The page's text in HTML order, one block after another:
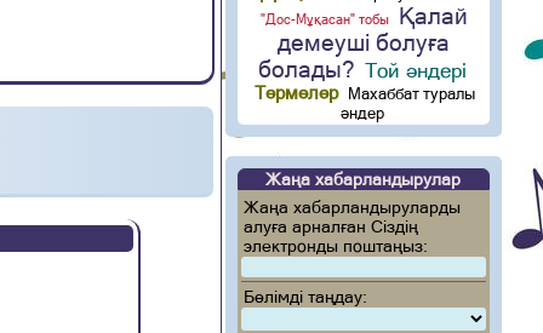
"Дос-Мұқасан" тобы
Қалай
демеуші болуға
болады? Той әндері
Термелер
Махаббат туралы
әндер
Жаңа хабарландырулар
Жаңа хабарландыруларды
алуға арналған Сіздің
электронды поштаңыз:
Бөлімді таңдау: